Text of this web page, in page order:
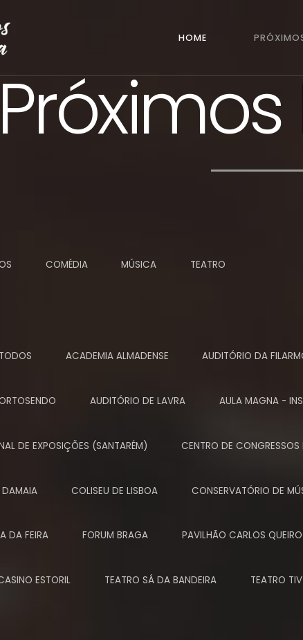
HOME
COMÉDIA MÚSICA TEATRO
TODOS ACADEMIA ALMADENSE AUDITÓRIO DA
AUDITÓRIO DE LAVRA AULA MAGNA -
DE EXPOSIÇÕES (SANTARÉM) CENTRO DE CONGRESSOS
COLISEU DE LISBOA CONSERVATÓRIO DE
DA FEIRA FORUM BRAGA PAVILHÃO CARLOS
ESTORIL TEATRO SÁ DA BANDEIRA TEATRO